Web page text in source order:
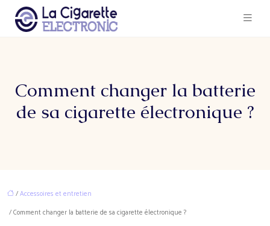
Comment changer la batterie
de sa cigarette électronique ?
/Accessoires et entretien
/ Comment changer la batterie de sa cigarette électronique ?